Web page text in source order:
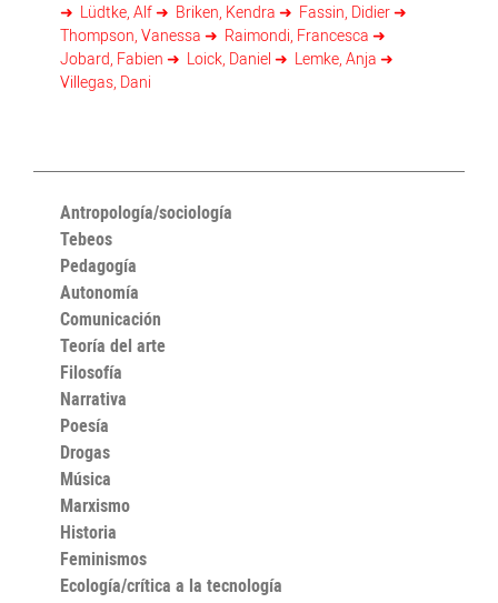
Lüdtke, Alf
Briken, Kendra
Fassin, Didier
Thompson, Vanessa
Raimondi, Francesca
Jobard, Fabien
Loick, Daniel
Lemke, Anja
Villegas, Dani
Antropología/sociología
Tebeos
Pedagogía
Autonomía
Comunicación
Teoría del arte
Filosofía
Narrativa
Poesía
Drogas
Música
Marxismo
Historia
Feminismos
Ecología/crítica a la tecnología